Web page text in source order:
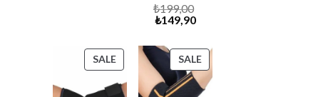
₺6.600,00.
₺6.290,00.
₺199,00
₺149,90Current
₺149,90.
SALEPRODUCT
ON
SALE
SALEPRODUCT
ON
SALE